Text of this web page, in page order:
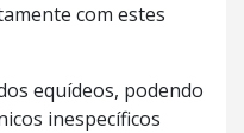
com estes
equídeos, podendo
inespecíficos